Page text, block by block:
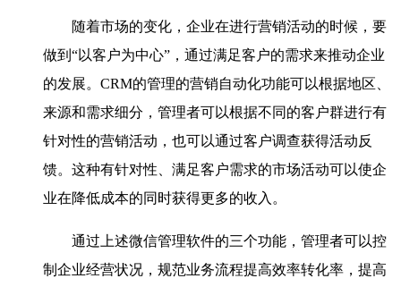
随着市场的变化，企业在进行营销活动的时候，要
做到“以客户为中心”，通过满足客户的需求来推动企业
的发展。CRM的管理的营销自动化功能可以根据地区、
来源和需求细分，管理者可以根据不同的客户群进行有
针对性的营销活动，也可以通过客户调查获得活动反
馈。这种有针对性、满足客户需求的市场活动可以使企
业在降低成本的同时获得更多的收入。
通过上述微信管理软件的三个功能，管理者可以控
制企业经营状况，规范业务流程提高效率转化率，提高